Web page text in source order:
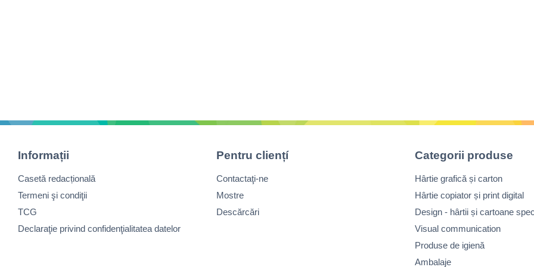
Informații
Casetă redacțională
Termeni şi condiţii
TCG
Declaraţie privind confidenţialitatea datelor
Pentru cliențí
Contactaţi-ne
Mostre
Descărcări
Categorii produse
Hârtie grafică și carton
Hârtie copiator și print digital
Design - hârtii și cartoane
Visual communication
Produse de igienă
Ambalaje